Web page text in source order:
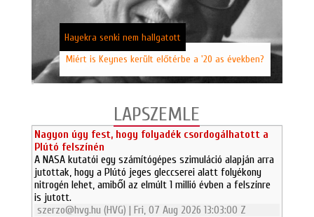
Hayekra senki nem hallgatott
Miért is Keynes került előtérbe a '20 as években?
LAPSZEMLE
Nagyon úgy fest, hogy folyadék csordogálhatott a
Plútó felszínén
A NASA kutatói egy számítógépes szimuláció alapján arra
jutottak, hogy a Plútó jeges gleccserei alatt folyékony
nitrogén lehet, amiből az elmúlt 1 millió évben a felszínre
is jutott.
szerzo@hvg.hu (HVG) | Fri, 07 Aug 2026 13:03:00 Z